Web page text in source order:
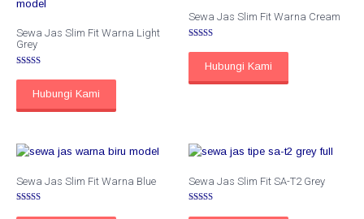
Sewa Jas Slim Fit Warna Light
Grey
5.00
dari 5Hubungi Kami
Sewa Jas Slim Fit Warna Cream
5.00
dari 5Hubungi Kami
Sewa Jas Slim Fit Warna Blue Sewa Jas Slim Fit SA-T2 Grey